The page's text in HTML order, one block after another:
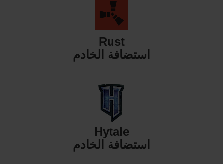
Rust
استضافة الخادم
Hytale
استضافة الخادم